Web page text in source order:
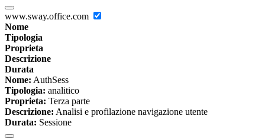
www.sway.office.com
Nome
Tipologia
Proprieta
Descrizione
Durata
Nome: AuthSess
Tipologia: analitico
Proprieta: Terza parte
Descrizione: Analisi e profilazione navigazione utente
Durata: Sessione